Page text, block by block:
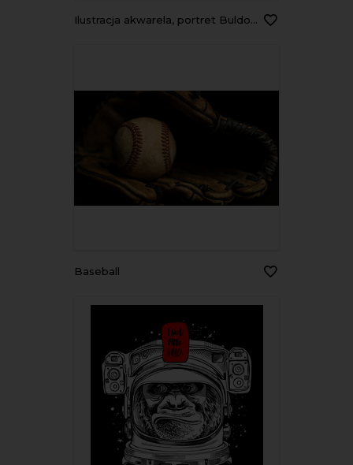
Ilustracja akwarela, portret Buldog francuski nosi okulary
Baseball